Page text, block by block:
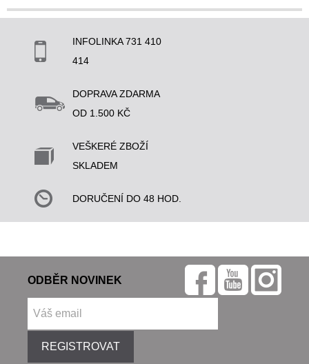
INFOLINKA 731 410
414
DOPRAVA ZDARMA
OD 1.500 KČ
VEŠKERÉ ZBOŽÍ
SKLADEM
DORUČENÍ DO 48 HOD.
ODBĚR NOVINEK
REGISTROVAT